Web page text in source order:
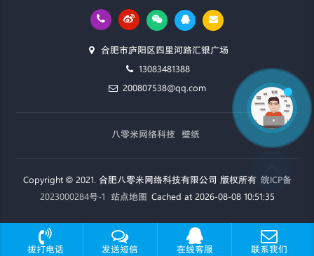
合肥市庐阳区四里河路汇银广场
13083481388
200807538@qq.com
八零米网络科技 壁纸
Copyright © 2021. 合肥八零米网络科技有限公司 版权所有 皖ICP备
2023000284号-1 站点地图 Cached at 2026-08-08 10:51:35
拨打电话 发送短信 在线客服 联系我们